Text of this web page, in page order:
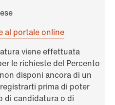
al portale online
viene effettuata
le richieste del Percento
disponi ancora di un
prima di poter
di candidatura o di